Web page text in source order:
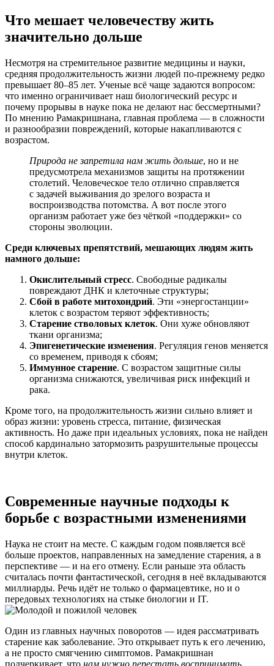
Что мешает человечеству жить
значительно дольше
Несмотря на стремительное развитие медицины и науки,
средняя продолжительность жизни людей по-прежнему редко
превышает 80–85 лет. Ученые всё чаще задаются вопросом:
что именно ограничивает наш биологический ресурс и
почему прорывы в науке пока не делают нас бессмертными?
По мнению Рамакришнана, главная проблема — в сложности
и разнообразии повреждений, которые накапливаются с
возрастом.
Природа не запретила нам жить дольше, но и не
предусмотрела механизмов защиты на протяжении
столетий. Человеческое тело отлично справляется
с задачей выживания до зрелого возраста и
воспроизводства потомства. А вот после этого
организм работает уже без чёткой «поддержки» со
стороны эволюции.
Среди ключевых препятствий, мешающих людям жить
намного дольше:
Окислительный стресс. Свободные радикалы
повреждают ДНК и клеточные структуры;
Сбой в работе митохондрий. Эти «энергостанции»
клеток с возрастом теряют эффективность;
Старение стволовых клеток. Они хуже обновляют
ткани организма;
Эпигенетические изменения. Регуляция генов меняется
со временем, приводя к сбоям;
Иммунное старение. С возрастом защитные силы
организма снижаются, увеличивая риск инфекций и
рака.
Кроме того, на продолжительность жизни сильно влияет и
образ жизни: уровень стресса, питание, физическая
активность. Но даже при идеальных условиях, пока не найден
способ кардинально затормозить разрушительные процессы
внутри клеток.
Современные научные подходы к
борьбе с возрастными изменениями
Наука не стоит на месте. С каждым годом появляется всё
больше проектов, направленных на замедление старения, а в
перспективе — и на его отмену. Если раньше эта область
считалась почти фантастической, сегодня в неё вкладываются
миллиарды. Речь идёт не только о фармацевтике, но и о
передовых технологиях на стыке биологии и IT.
Один из главных научных поворотов — идея рассматривать
старение как заболевание. Это открывает путь к его лечению,
а не просто смягчению симптомов. Рамакришнан
подчеркивает, что нам нужно перестать воспринимать